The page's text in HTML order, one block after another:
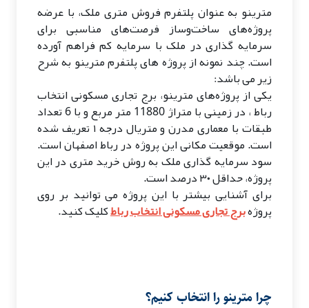
مترینو به عنوان پلتفرم فروش متری ملک، با عرضه
پروژه‌های ساخت‌وساز فرصت‌های مناسبی برای
سرمایه گذاری در ملک با سرمایه کم فراهم آورده
است. چند نمونه از پروژه های پلتفرم مترینو به شرح
زیر می باشد:
یکی از پروژه‌های مترینو، برج تجاری مسکونی انتخاب
رباط ، در زمینی با متراژ 11880 متر مربع و با 6 تعداد
طبقات با معماری مدرن و متریال درجه ۱ تعریف شده
است. موقعیت مکانی این پروژه در رباط اصفهان است.
سود سرمایه گذاری ملک به روش خرید متری در این
پروژه‌، حداقل ۳۰ درصد است.
برای آشنایی بیشتر با این پروژه می توانید بر روی
پروژهبرج تجاری مسکونی انتخاب رباطکلیک کنید.
چرا مترینو را انتخاب کنیم؟